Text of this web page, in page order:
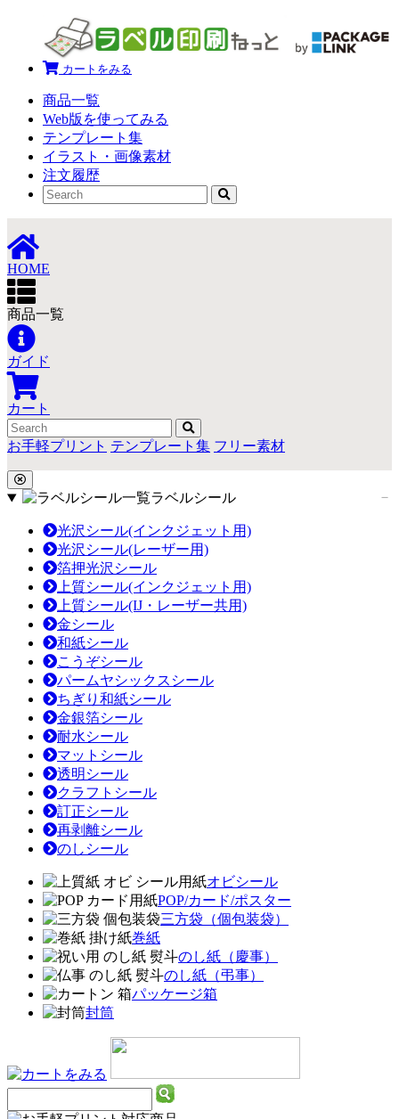
カートをみる
商品一覧
Web版を使ってみる
テンプレート集
イラスト・画像素材
注文履歴
HOME
商品一覧
ガイド
カート
お手軽プリント テンプレート集 フリー素材
ラベルシール
光沢シール(インクジェット用)
光沢シール(レーザー用)
箔押光沢シール
上質シール(インクジェット用)
上質シール(IJ・レーザー共用)
金シール
和紙シール
こうぞシール
パームヤシックスシール
ちぎり和紙シール
金銀箔シール
耐水シール
マットシール
透明シール
クラフトシール
訂正シール
再剥離シール
のしシール
オビシール
POP/カード/ポスター
三方袋（個包装袋）
巻紙
のし紙（慶事）
のし紙（弔事）
パッケージ箱
封筒